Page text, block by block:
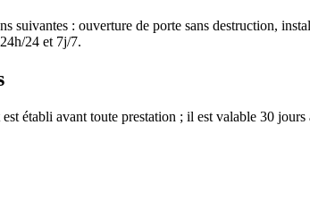
suivantes : ouverture de porte sans destruction,
24 et 7j/7.
établi avant toute prestation ; il est valable 30